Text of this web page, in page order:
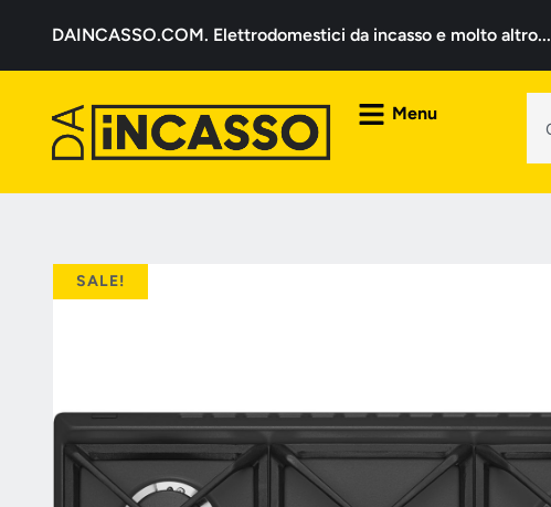
DAINCASSO.COM. Elettrodomestici da incasso e molto altro...
Menu
SALE!